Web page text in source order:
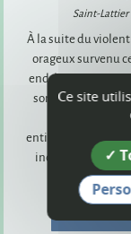
Saint-Lattier
À la suite du
orageux survenu
end, la commune
son soutien à un
dont la maison
entièrement
incendie
foudre.
Ce site